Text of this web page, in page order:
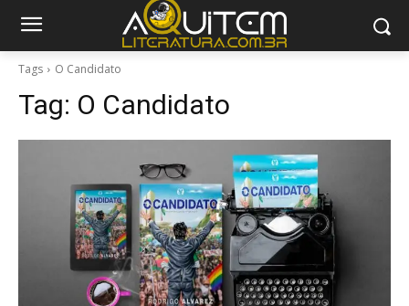
Tags O Candidato
Tag: O Candidato